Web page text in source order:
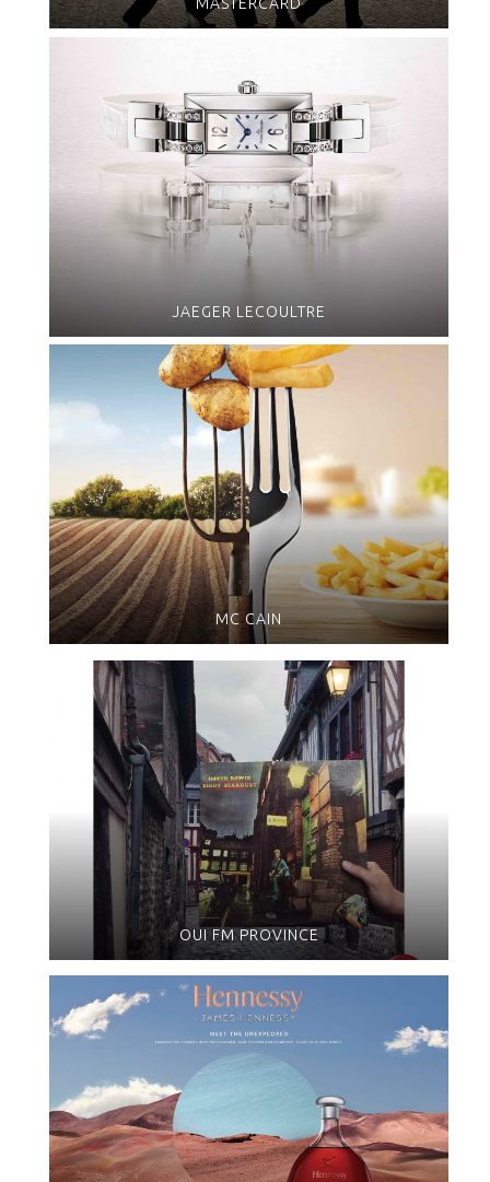
JAEGER LECOULTRE
MC CAIN
OUI FM PROVINCE